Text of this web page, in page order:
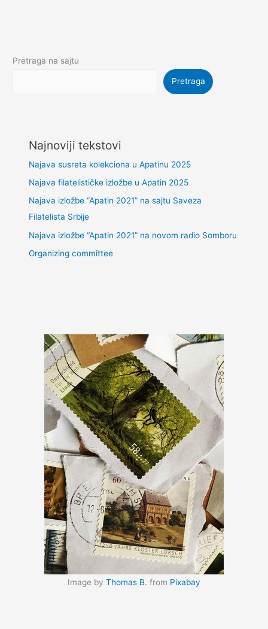
Pretraga na sajtu
Pretraga
Najnoviji tekstovi
Najava susreta kolekciona u Apatinu 2025
Najava filatelističke izložbe u Apatin 2025
Najava izložbe “Apatin 2021” na sajtu Saveza
Filatelista Srbije
Najava izložbe “Apatin 2021” na novom radio Somboru
Оrganizing committee
Image by Thomas B. from Pixabay